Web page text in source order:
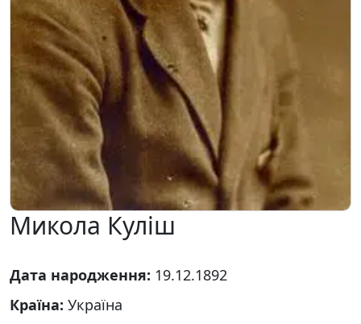
Микола Куліш
Дата народження: 19.12.1892
Країна: Україна